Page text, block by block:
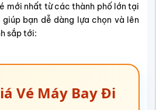
mới nhất từ các thành phố lớn tại
bạn dễ dàng lựa chọn và lên
sắp tới:
Vé Máy Bay Đi